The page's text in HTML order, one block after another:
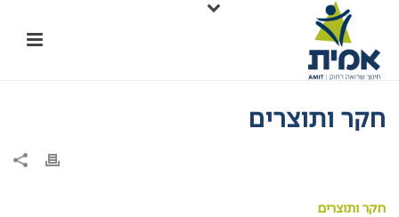
חקר ותוצרים
חקר ותוצרים